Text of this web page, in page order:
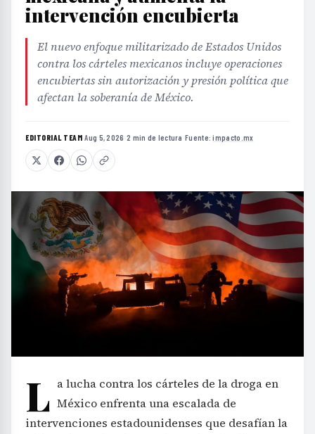
intervención encubierta
El nuevo enfoque militarizado de Estados Unidos
contra los cárteles mexicanos incluye operaciones
encubiertas sin autorización y presión política que
afectan la soberanía de México.
EDITORIAL TEAM·Aug 5, 2026 ·2 min de lectura ·Fuente:impacto.mx
L a lucha contra los cárteles de la droga en
México enfrenta una escalada de
intervenciones estadounidenses que desafían la